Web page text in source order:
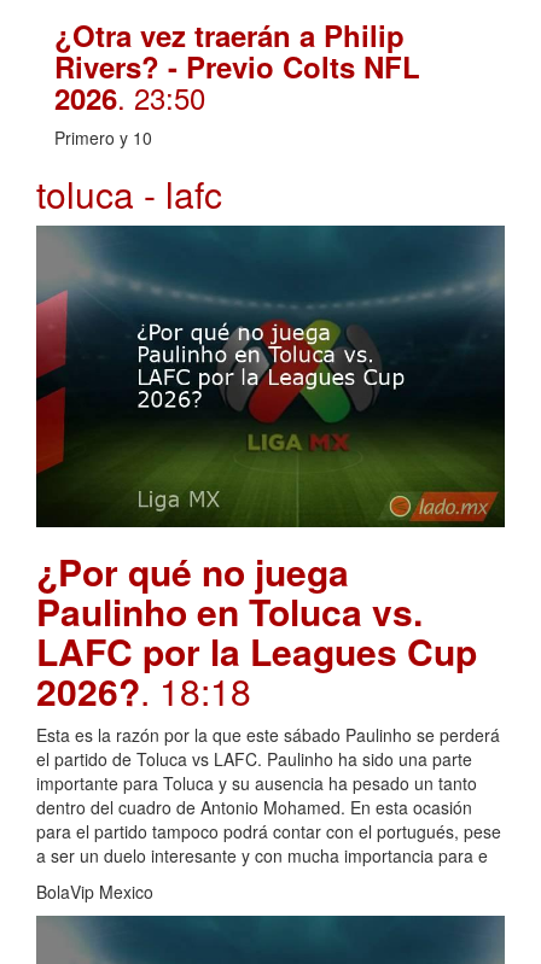
¿Otra vez traerán a Philip
Rivers? - Previo Colts NFL
2026. 23:50
Primero y 10
toluca - lafc
¿Por qué no juega
Paulinho en Toluca vs.
LAFC por la Leagues Cup
2026?. 18:18
Esta es la razón por la que este sábado Paulinho se perderá
el partido de Toluca vs LAFC. Paulinho ha sido una parte
importante para Toluca y su ausencia ha pesado un tanto
dentro del cuadro de Antonio Mohamed. En esta ocasión
para el partido tampoco podrá contar con el portugués, pese
a ser un duelo interesante y con mucha importancia para e
BolaVip Mexico